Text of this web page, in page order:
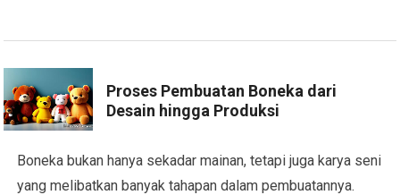
Proses Pembuatan Boneka dari
Desain hingga Produksi
Boneka bukan hanya sekadar mainan, tetapi juga karya seni
yang melibatkan banyak tahapan dalam pembuatannya.